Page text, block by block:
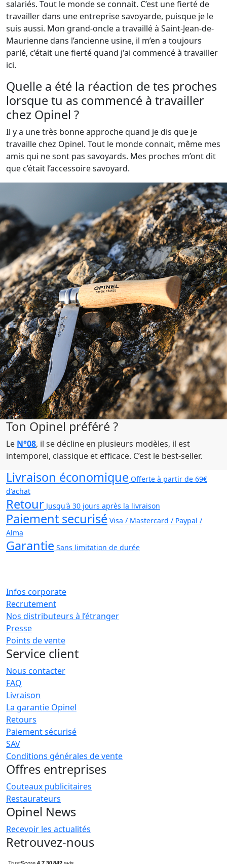
salariés. Tout le monde se connait. C’est une fierté de
travailler dans une entreprise savoyarde, puisque je le
suis aussi. Mon grand-oncle a travaillé à Saint-Jean-de-
Maurienne dans l’ancienne usine, il m’en a toujours
parlé, c’était une fierté quand j'ai commencé à travailler
ici.
Quelle a été la réaction de tes proches
lorsque tu as commencé à travailler
chez Opinel ?
Il y a une très bonne approche quand je dis que je
travaille chez Opinel. Tout le monde connait, même mes
amis qui ne sont pas savoyards. Mes proches m’ont dit
que c’était l’accessoire savoyard.
Ton Opinel préféré ?
Le N°08, il se décline en plusieurs modèles, il est
intemporel, classique et efficace. C’est le best-seller.
Livraison économique Offerte à partir de 69€
d'achat
Retour Jusqu'à 30 jours après la livraison
Paiement securisé Visa / Mastercard / Paypal /
Alma
Garantie Sans limitation de durée
Infos corporate
Recrutement
Nos distributeurs à l’étranger
Presse
Points de vente
Service client
Nous contacter
FAQ
Livraison
La garantie Opinel
Retours
Paiement sécurisé
SAV
Conditions générales de vente
Offres entreprises
Couteaux publicitaires
Restaurateurs
Opinel News
Recevoir les actualités
Retrouvez-nous